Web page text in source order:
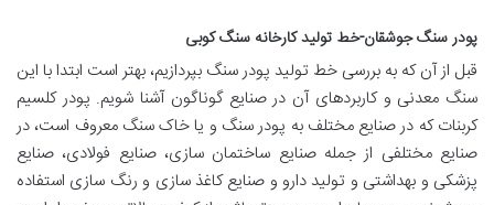
پودر سنگ جوشقان-خط تولید کارخانه سنگ کوبی
قبل از آن که به بررسی خط تولید پودر سنگ بپردازیم، بهتر است ابتدا با این
سنگ معدنی و کاربردهای آن در صنایع گوناگون آشنا شویم. پودر کلسیم
کربنات که در صنایع مختلف به پودر سنگ و یا خاک سنگ معروف است، در
صنایع مختلفی از جمله صنایع ساختمان سازی، صنایع فولادی، صنایع
پزشکی و بهداشتی و تولید دارو و صنایع کاغذ سازی و رنگ سازی استفاده